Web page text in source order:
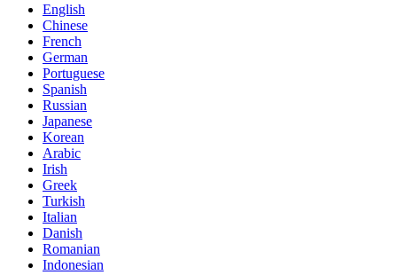
English
Chinese
French
German
Portuguese
Spanish
Russian
Japanese
Korean
Arabic
Irish
Greek
Turkish
Italian
Danish
Romanian
Indonesian